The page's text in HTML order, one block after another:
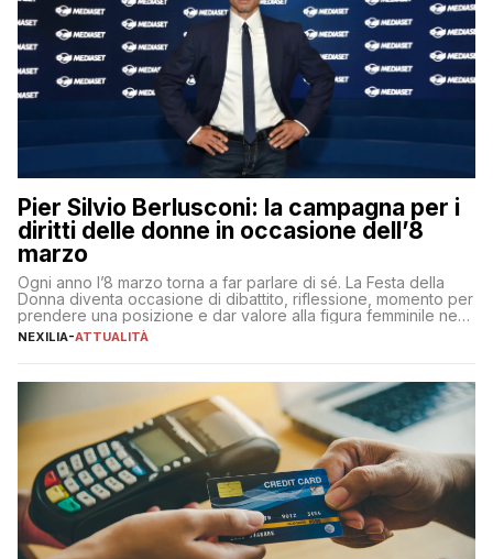
Pier Silvio Berlusconi: la campagna per i
diritti delle donne in occasione dell’8
marzo
Ogni anno l’8 marzo torna a far parlare di sé. La Festa della
Donna diventa occasione di dibattito, riflessione, momento per
prendere una posizione e dar valore alla figura femminile nella
sua complessità e crucialità. A lanciare un messaggio “forte e
NEXILIA-ATTUALITÀ